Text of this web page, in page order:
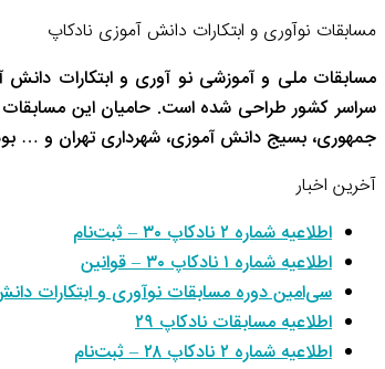
مسابقات نوآوری و ابتکارات دانش آموزی نادکاپ
مسابقات ملی و آموزشی نو آوری و ابتکارات
سراسر کشور طراحی شده است. حامیان این
جمهوری، بسیج دانش آموزی، شهرداری تهران و …
آخرین اخبار
اطلاعیه شماره ۲ نادکاپ ۳۰ – ثبت‌نام
اطلاعیه شماره ۱ نادکاپ ۳۰ – قوانین
سی‌امین دوره مسابقات نوآوری و ابتکارات
اطلاعیه مسابقات نادکاپ ۲۹
اطلاعیه شماره ۲ نادکاپ ۲۸ – ثبت‌نام